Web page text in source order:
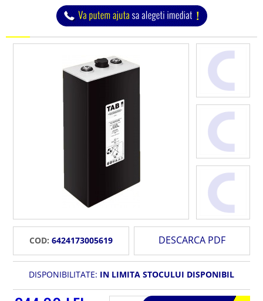
COD: 6424173005619 DESCARCA PDF
DISPONIBILITATE: IN LIMITA STOCULUI DISPONIBIL